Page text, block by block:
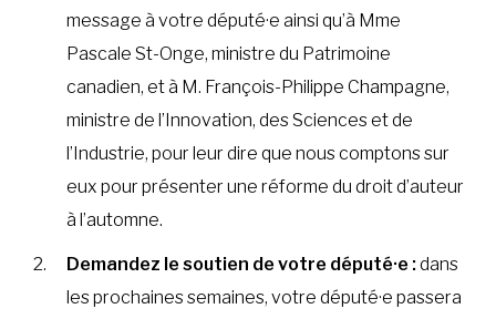
message à votre député·e ainsi qu’à Mme
Pascale St-Onge, ministre du Patrimoine
canadien, et à M. François-Philippe Champagne,
ministre de l’Innovation, des Sciences et de
l’Industrie, pour leur dire que nous comptons sur
eux pour présenter une réforme du droit d’auteur
à l’automne.
Demandez le soutien de votre député·e :dans
les prochaines semaines, votre député·e passera